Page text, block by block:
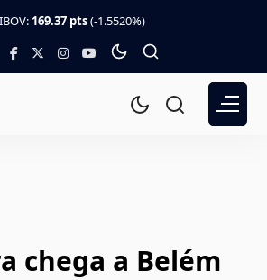
IBOV: 169.37 pts(-1.5520%)
chega a Belém